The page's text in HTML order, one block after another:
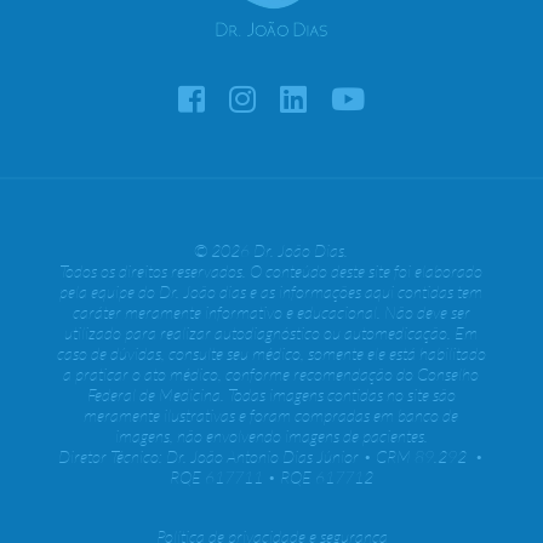
© 2026 Dr. João Dias.
Todos os direitos reservados. O conteúdo deste site foi elaborado
pela equipe do Dr. João dias e as informações aqui contidas tem
caráter meramente informativo e educacional. Não deve ser
utilizado para realizar autodiagnóstico ou automedicação. Em
caso de dúvidas, consulte seu médico, somente ele está habilitado
a praticar o ato médico, conforme recomendação do Conselho
Federal de Medicina. Todas imagens contidas no site são
meramente ilustrativas e foram compradas em banco de
imagens, não envolvendo imagens de pacientes.
Diretor Técnico: Dr. João Antonio Dias Júnior • CRM 89.292 •
RQE 617711 • RQE 617712
Política de privacidade e segurança